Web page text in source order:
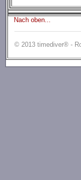
Nach oben...
© 2013 timediver® -